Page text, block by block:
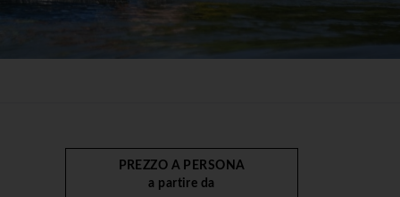
PREZZO A PERSONA
a partire da